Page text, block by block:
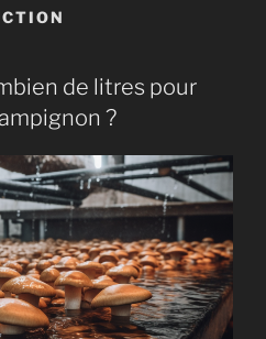
de litres pour
?